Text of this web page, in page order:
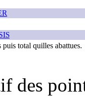
total quilles abattues.
des